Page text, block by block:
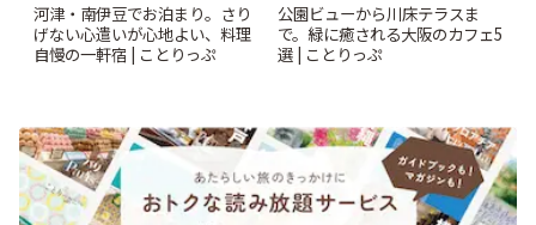
河津・南伊豆でお泊まり。さり
げない心遣いが心地よい、料理
自慢の一軒宿 | ことりっぷ
公園ビューから川床テラスま
で。緑に癒される大阪のカフェ5
選 | ことりっぷ